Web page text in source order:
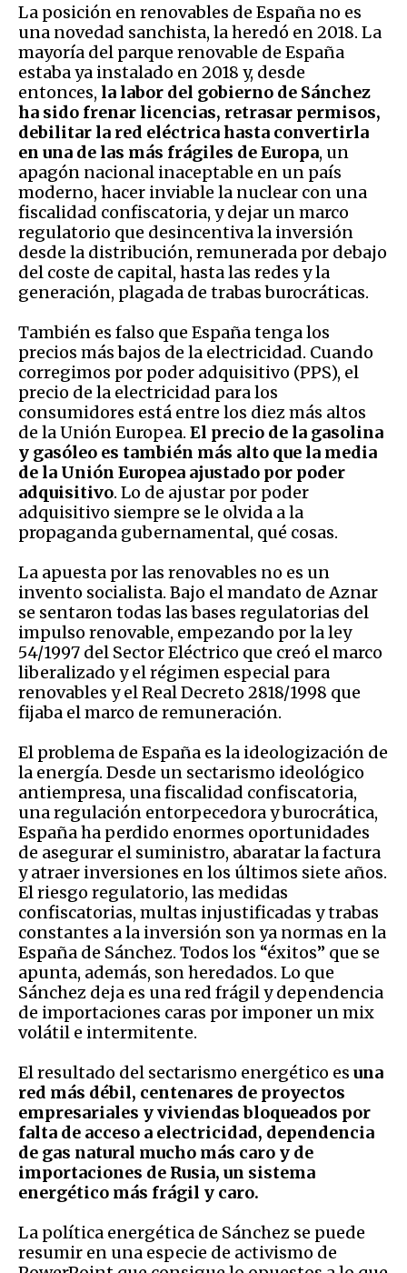
La posición en renovables de España no es
una novedad sanchista, la heredó en 2018. La
mayoría del parque renovable de España
estaba ya instalado en 2018 y, desde
entonces, la labor del gobierno de Sánchez
ha sido frenar licencias, retrasar permisos,
debilitar la red eléctrica hasta convertirla
en una de las más frágiles de Europa, un
apagón nacional inaceptable en un país
moderno, hacer inviable la nuclear con una
fiscalidad confiscatoria, y dejar un marco
regulatorio que desincentiva la inversión
desde la distribución, remunerada por debajo
del coste de capital, hasta las redes y la
generación, plagada de trabas burocráticas.
También es falso que España tenga los
precios más bajos de la electricidad. Cuando
corregimos por poder adquisitivo (PPS), el
precio de la electricidad para los
consumidores está entre los diez más altos
de la Unión Europea. El precio de la gasolina
y gasóleo es también más alto que la media
de la Unión Europea ajustado por poder
adquisitivo. Lo de ajustar por poder
adquisitivo siempre se le olvida a la
propaganda gubernamental, qué cosas.
La apuesta por las renovables no es un
invento socialista. Bajo el mandato de Aznar
se sentaron todas las bases regulatorias del
impulso renovable, empezando por la ley
54/1997 del Sector Eléctrico que creó el marco
liberalizado y el régimen especial para
renovables y el Real Decreto 2818/1998 que
fijaba el marco de remuneración.
El problema de España es la ideologización de
la energía. Desde un sectarismo ideológico
antiempresa, una fiscalidad confiscatoria,
una regulación entorpecedora y burocrática,
España ha perdido enormes oportunidades
de asegurar el suministro, abaratar la factura
y atraer inversiones en los últimos siete años.
El riesgo regulatorio, las medidas
confiscatorias, multas injustificadas y trabas
constantes a la inversión son ya normas en la
España de Sánchez. Todos los “éxitos” que se
apunta, además, son heredados. Lo que
Sánchez deja es una red frágil y dependencia
de importaciones caras por imponer un mix
volátil e intermitente.
El resultado del sectarismo energético es una
red más débil, centenares de proyectos
empresariales y viviendas bloqueados por
falta de acceso a electricidad, dependencia
de gas natural mucho más caro y de
importaciones de Rusia, un sistema
energético más frágil y caro.
La política energética de Sánchez se puede
resumir en una especie de activismo de